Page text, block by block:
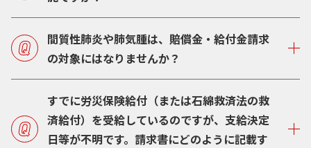
間質性肺炎や肺気腫は、賠償金・給付金請求
の対象にはなりませんか？
すでに労災保険給付（または石綿救済法の救
済給付）を受給しているのですが、支給決定
日等が不明です。請求書にどのように記載す